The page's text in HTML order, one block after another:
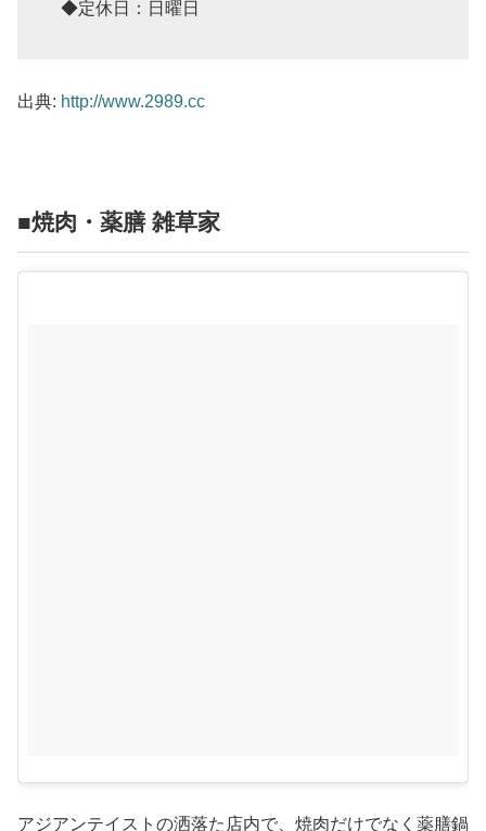
◆定休日：日曜日
出典: http://www.2989.cc
■焼肉・薬膳 雑草家
アジアンテイストの洒落た店内で、焼肉だけでなく薬膳鍋